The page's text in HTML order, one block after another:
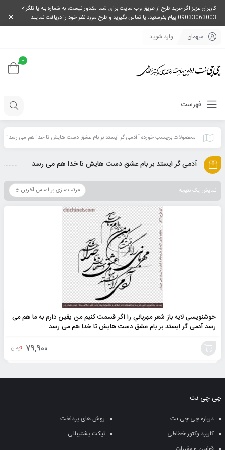
کاربران عزیز اگر خرید طرح از طریق وب سایت برای شما مقدور نیست، به شماره بله یا تلگرام
09033063003 پیام بفرستید، یا تماس بگیرید و طرح مورد نظر خود را دریافت نمایید.
میهمان وارد شوید
0
فهرست
محصولات برچسب خورده “آدمی گر ایستد بر بام عشق دست هایش تا خدا هم می رسد”
آدمی گر ایستد بر بام عشق دست هایش تا خدا هم می رسد
نمایش یک نتیجه
خوشنویسی لایه باز شعر مهرباني را اگر قسمت كنيم من یقین دارم به ما هم می
رسد آدمی گر ایستد بر بام عشق دست هایش تا خدا هم می رسد
79,900 تومان
سبد
چی چی نت
درباره چی چی نت
روش های پرداخت
کاربرد وکتور خطاطی
تیکت پشتیبانی